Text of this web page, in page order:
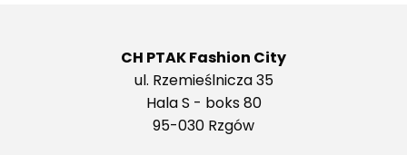
CH PTAK Fashion City
ul. Rzemieślnicza 35
Hala S - boks 80
95-030 Rzgów